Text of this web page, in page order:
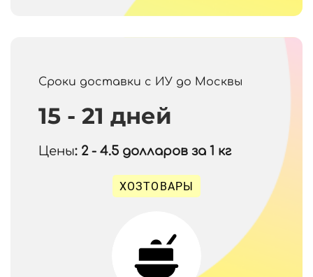
Сроки доставки с ИУ до Москвы
15 - 21 дней
Цены: 2 - 4.5 долларов за 1 кг
ХОЗТОВАРЫ